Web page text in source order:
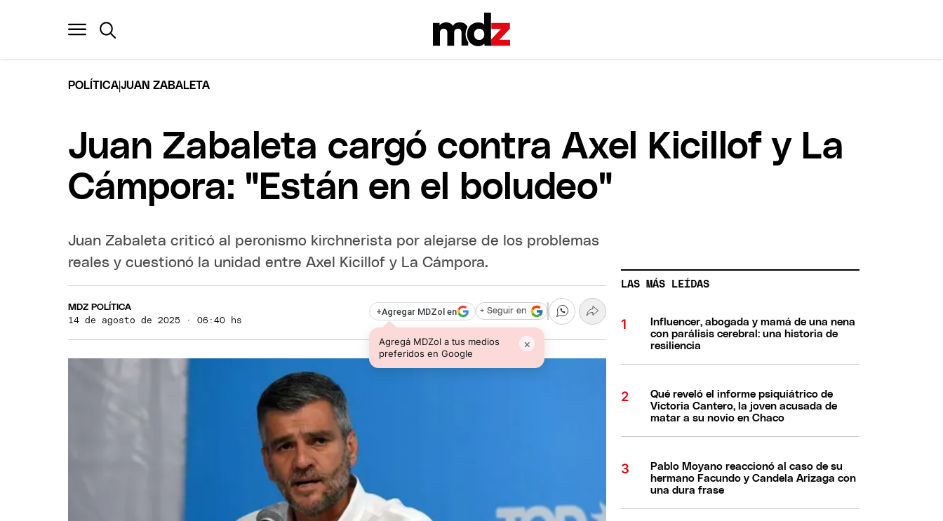
POLÍTICA|JUAN ZABALETA
Juan Zabaleta cargó contra Axel Kicillof y La
Cámpora: "Están en el boludeo"
Juan Zabaleta criticó al peronismo kirchnerista por alejarse de los problemas
reales y cuestionó la unidad entre Axel Kicillof y La Cámpora.
MDZ POLÍTICA
14 de agosto de 2025 · 06:40 hs
+Agregar MDZol en
Agregá MDZol a tus medios
preferidos en Google
×
+ Seguir en
LAS MÁS LEÍDAS
Influencer, abogada y mamá de una nena
con parálisis cerebral: una historia de
resiliencia
Qué reveló el informe psiquiátrico de
Victoria Cantero, la joven acusada de
matar a su novio en Chaco
Pablo Moyano reaccionó al caso de su
hermano Facundo y Candela Arizaga con
una dura frase